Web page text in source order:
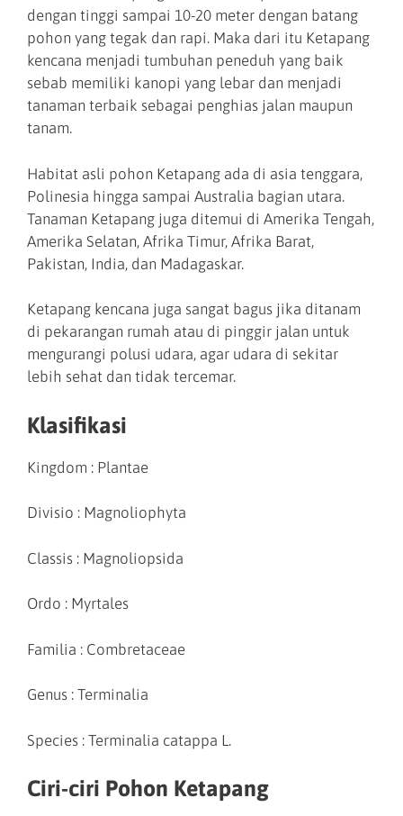
dengan tinggi sampai 10-20 meter dengan batang
pohon yang tegak dan rapi. Maka dari itu Ketapang
kencana menjadi tumbuhan peneduh yang baik
sebab memiliki kanopi yang lebar dan menjadi
tanaman terbaik sebagai penghias jalan maupun
tanam.
Habitat asli pohon Ketapang ada di asia tenggara,
Polinesia hingga sampai Australia bagian utara.
Tanaman Ketapang juga ditemui di Amerika Tengah,
Amerika Selatan, Afrika Timur, Afrika Barat,
Pakistan, India, dan Madagaskar.
Ketapang kencana juga sangat bagus jika ditanam
di pekarangan rumah atau di pinggir jalan untuk
mengurangi polusi udara, agar udara di sekitar
lebih sehat dan tidak tercemar.
Klasifikasi
Kingdom : Plantae
Divisio : Magnoliophyta
Classis : Magnoliopsida
Ordo : Myrtales
Familia : Combretaceae
Genus : Terminalia
Species : Terminalia catappa L.
Ciri-ciri Pohon Ketapang